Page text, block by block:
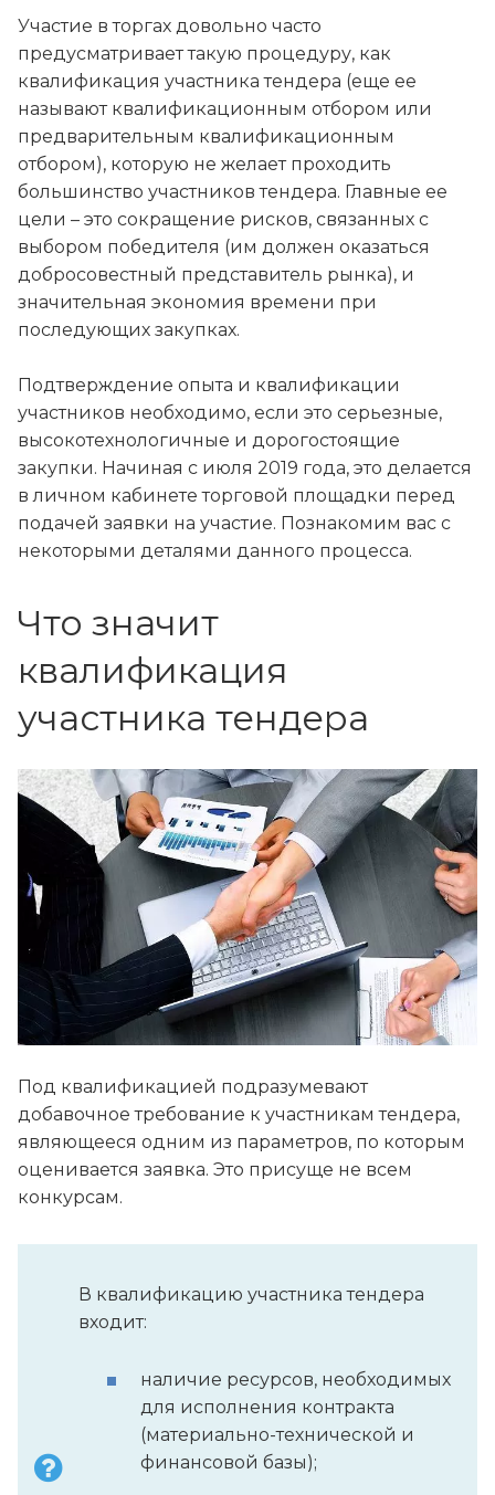
Участие в торгах довольно часто
предусматривает такую процедуру, как
квалификация участника тендера (еще ее
называют квалификационным отбором или
предварительным квалификационным
отбором), которую не желает проходить
большинство участников тендера. Главные ее
цели – это сокращение рисков, связанных с
выбором победителя (им должен оказаться
добросовестный представитель рынка), и
значительная экономия времени при
последующих закупках.
Подтверждение опыта и квалификации
участников необходимо, если это серьезные,
высокотехнологичные и дорогостоящие
закупки. Начиная с июля 2019 года, это делается
в личном кабинете торговой площадки перед
подачей заявки на участие. Познакомим вас с
некоторыми деталями данного процесса.
Что значит
квалификация
участника тендера
Под квалификацией подразумевают
добавочное требование к участникам тендера,
являющееся одним из параметров, по которым
оценивается заявка. Это присуще не всем
конкурсам.
В квалификацию участника тендера
входит:
наличие ресурсов, необходимых
для исполнения контракта
(материально-технической и
финансовой базы);